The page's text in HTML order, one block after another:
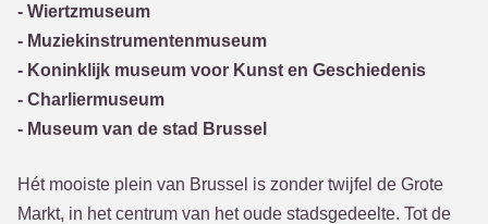
- Wiertzmuseum
- Muziekinstrumentenmuseum
- Koninklijk museum voor Kunst en Geschiedenis
- Charliermuseum
- Museum van de stad Brussel
Hét mooiste plein van Brussel is zonder twijfel de Grote
Markt, in het centrum van het oude stadsgedeelte. Tot de